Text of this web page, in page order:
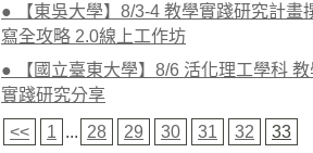
● 【東吳大學】8/3-4 教學實踐研究計畫
寫全攻略 2.0線上工作坊
● 【國立臺東大學】8/6 活化理工學科 教
實踐研究分享
<<
1 ... 28 29 30 31 32 33